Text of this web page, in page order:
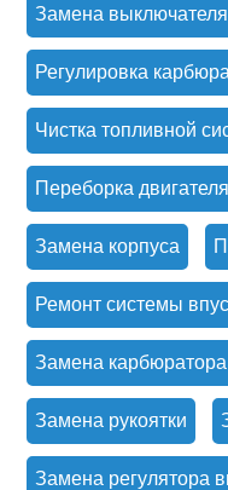
Замена выключателя
Регулировка
Чистка топливной
Переборка двигателя
Замена корпуса
Ремонт системы
Замена карбюратора
Замена рукоятки
Замена регулятора